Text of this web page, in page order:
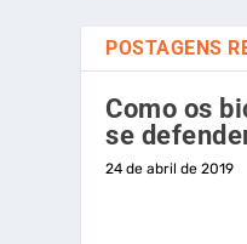
POSTAGENS
Como os
se
24 de abril de 2019